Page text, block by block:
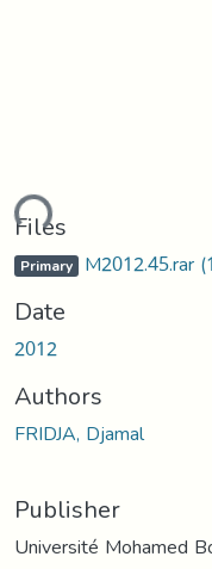
Files
Primary M2012.45.rar
Date
2012
Authors
FRIDJA, Djamal
Publisher
Université Mohamed